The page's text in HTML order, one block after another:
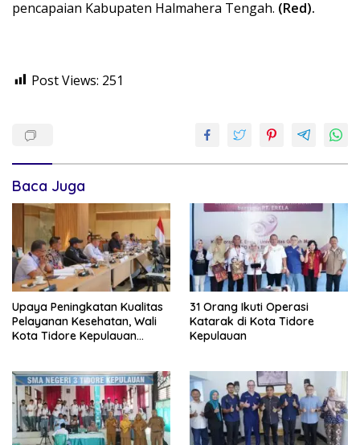
pencapaian Kabupaten Halmahera Tengah. (Red).
Post Views: 251
Baca Juga
Upaya Peningkatan Kualitas
Pelayanan Kesehatan, Wali
Kota Tidore Kepulauan
31 Orang Ikuti Operasi
Katarak di Kota Tidore
Kepulauan